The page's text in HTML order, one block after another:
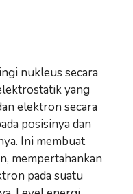
nukleus secara
yang
elektron secara
posisinya dan
Ini membuat
mempertahankan
pada suatu